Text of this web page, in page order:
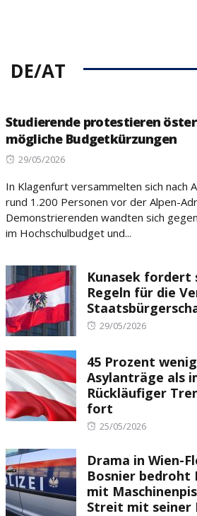
DE/AT
Studierende protestieren
mögliche Budgetkürzungen
Posted
29/05/2026
In Klagenfurt versammelten sich nach
rund 1.200 Personen vor der Alpen-
Demonstrierenden wandten sich
im Hochschulbudget und...
Kunasek fordert
Regeln für die
Posted
29/05/2026
45 Prozent
Asylanträge als
Rückläufiger
fort
Posted
25/05/2026
Drama in Wien-
Bosnier bedroht
mit
Streit mit seiner